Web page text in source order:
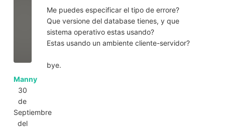
Manny
30
de
Septiembre
del
Me puedes especificar el tipo de errore?
Que versione del database tienes, y que
sistema operativo estas usando?
Estas usando un ambiente cliente-servidor?
bye.